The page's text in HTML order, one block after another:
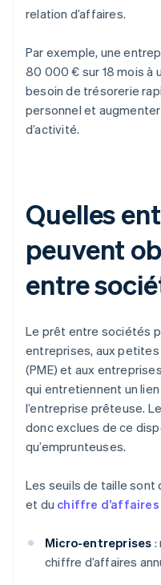
relation d’affaires.
Par exemple, une
80 000 € sur 18 mois à
besoin de trésorerie
personnel et
d’activité.
Quelles
peuvent
entre
Le prêt entre sociétés
entreprises, aux
(PME) et aux
qui entretiennent un
l’entreprise prêteuse.
donc exclues de ce
qu’emprunteuses.
Les seuils de taille
et du chiffre d’affaires
Micro-entreprises :
chiffre d’affaires